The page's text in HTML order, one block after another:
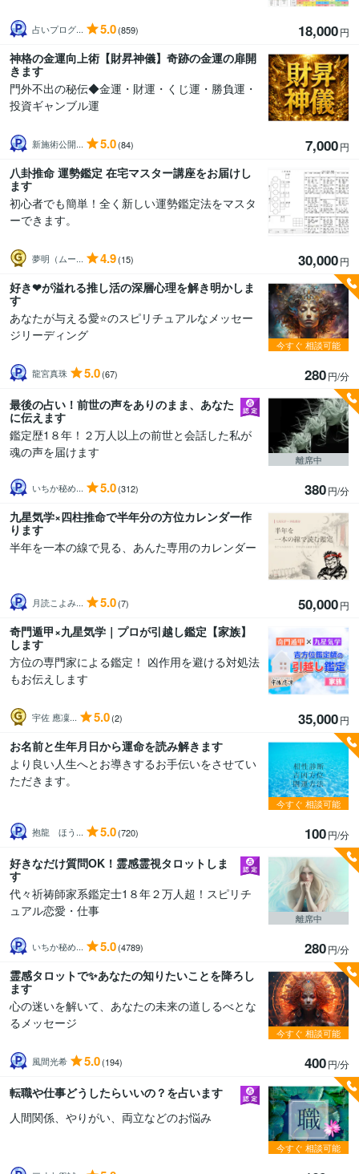
占いプログ... 5.0(859) 18,000円
神格の金運向上術【財昇神儀】奇跡の金運の扉開
きます
門外不出の秘伝◆金運・財運・くじ運・勝負運・
投資ギャンブル運
新施術公開... 5.0(84) 7,000円
八卦推命 運勢鑑定 在宅マスター講座をお届けし
ます
初心者でも簡単！全く新しい運勢鑑定法をマスタ
ーできます。
夢明（ムー... 4.9(15) 30,000円
好き❤が溢れる推し活の深層心理を解き明かしま
す
あなたが与える愛⭐️のスピリチュアルなメッセー
ジリーディング
龍宮真珠 5.0(67) 280円/分
今すぐ 相談可能
最後の占い！前世の声をありのまま、あなた
に伝えます
鑑定歴1８年！２万人以上の前世と会話した私が
魂の声を届けます
いちか秘め... 5.0(312) 380円/分
離席中
九星気学×四柱推命で半年分の方位カレンダー作
ります
半年を一本の線で見る、あんた専用のカレンダー
月読こよみ... 5.0(7) 50,000円
奇門遁甲×九星気学｜プロが引越し鑑定【家族】
します
方位の専門家による鑑定！ 凶作用を避ける対処法
もお伝えします
宇佐 應凜... 5.0(2) 35,000円
お名前と生年月日から運命を読み解きます
より良い人生へとお導きするお手伝いをさせてい
ただきます。
抱龍 ほう... 5.0(720) 100円/分
今すぐ 相談可能
好きなだけ質問OK！霊感霊視タロットしま
す
代々祈祷師家系鑑定士1８年２万人超！スピリチ
ュアル恋愛・仕事
いちか秘め... 5.0(4789) 280円/分
離席中
霊感タロットで✨あなたの知りたいことを降ろし
ます
心の迷いを解いて、あなたの未来の道しるべとな
るメッセージ
風間光希 5.0(194) 400円/分
今すぐ 相談可能
転職や仕事どうしたらいいの？を占います
人間関係、やりがい、両立などのお悩み
今すぐ 相談可能